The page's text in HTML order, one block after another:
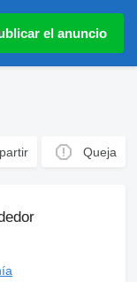
el anuncio
Queja